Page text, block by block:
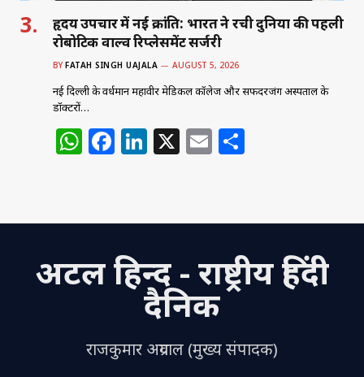
हृदय उपचार में नई क्रांति: भारत ने रची दुनिया की पहली
रोबोटिक वाल्व रिप्लेसमेंट सर्जरी
BY FATAH SINGH UAJALA AUGUST 5, 2026
नई दिल्ली के वर्धमान महावीर मेडिकल कॉलेज और सफदरजंग अस्पताल के
डॉक्टरों…
W
s
p
p
F
e
o
o
Li
e
n
X E
l e
अटल हिन्द - राष्ट्रीय हिंदी
दैनिक
राजकुमार अग्रवाल (मुख्य संपादक)